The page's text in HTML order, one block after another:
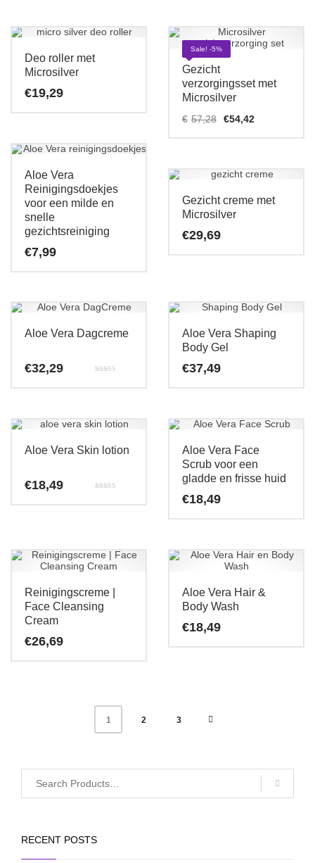
Deo roller met
Microsilver
€19,29
Sale! -5%
Gezicht
verzorgingsset met
Microsilver
€ 57,28 €54,42
Aloe Vera
Reinigingsdoekjes
voor een milde en
snelle
gezichtsreiniging
€7,99
Gezicht creme met
Microsilver
€29,69
Aloe Vera Dagcreme
€32,29
Aloe Vera Shaping
Body Gel
€37,49
Aloe Vera Skin lotion
€18,49
Aloe Vera Face
Scrub voor een
gladde en frisse huid
€18,49
Reinigingscreme |
Face Cleansing
Cream
€26,69
Aloe Vera Hair &
Body Wash
€18,49
1 2 3
RECENT POSTS